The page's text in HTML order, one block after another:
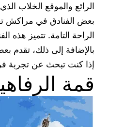
الرائع والموقع الخلاب
بعض الفنادق في مراكش
الراحة التامة. تتميز هذه
بالإضافة إلى ذلك، تقدم
إذا كنت تبحث عن تجربة
قمة